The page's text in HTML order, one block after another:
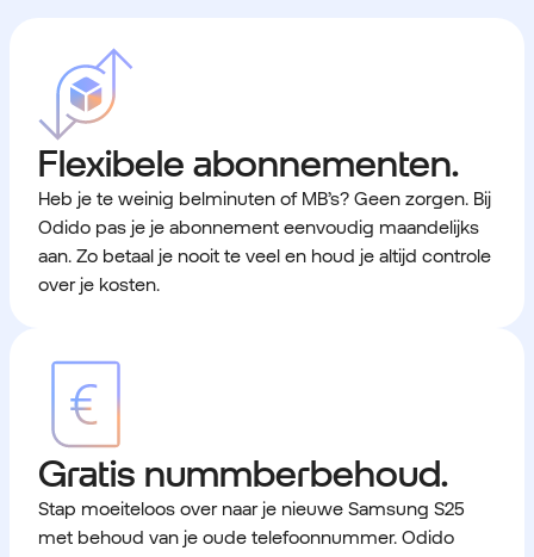
Flexibele abonnementen.
Heb je te weinig belminuten of MB’s? Geen zorgen. Bij
Odido pas je je abonnement eenvoudig maandelijks
aan. Zo betaal je nooit te veel en houd je altijd controle
over je kosten.
Gratis nummberbehoud.
Stap moeiteloos over naar je nieuwe Samsung S25
met behoud van je oude telefoonnummer. Odido